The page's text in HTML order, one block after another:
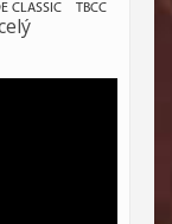
CLASSIC TBCC